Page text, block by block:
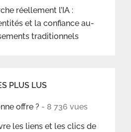
réellement l’IA :
et la confiance au-
traditionnels
PLUS LUS
offre ? - 8 736 vues
les liens et les clics de